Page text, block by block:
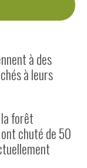
à des
à leurs
forêt
chuté de 50